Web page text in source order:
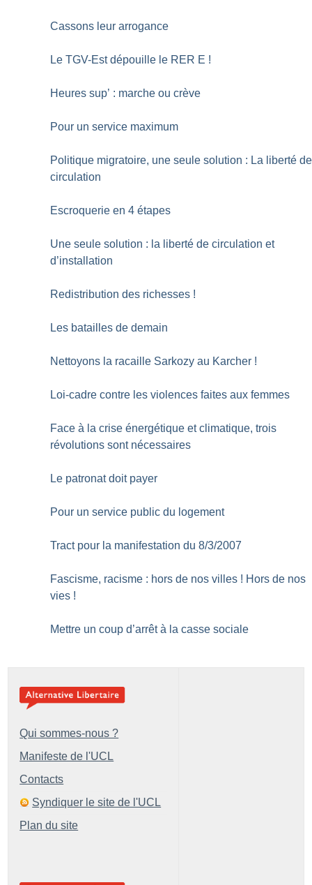
Cassons leur arrogance
Le TGV-Est dépouille le RER E !
Heures sup’ : marche ou crève
Pour un service maximum
Politique migratoire, une seule solution : La liberté de
circulation
Escroquerie en 4 étapes
Une seule solution : la liberté de circulation et
d’installation
Redistribution des richesses !
Les batailles de demain
Nettoyons la racaille Sarkozy au Karcher !
Loi-cadre contre les violences faites aux femmes
Face à la crise énergétique et climatique, trois
révolutions sont nécessaires
Le patronat doit payer
Pour un service public du logement
Tract pour la manifestation du 8/3/2007
Fascisme, racisme : hors de nos villes ! Hors de nos
vies !
Mettre un coup d’arrêt à la casse sociale
Qui sommes-nous ?
Manifeste de l'UCL
Contacts
Syndiquer le site de l'UCL
Plan du site